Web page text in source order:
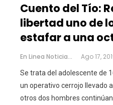
Cuento del Tío:
libertad uno de
estafar a una
En Linea Noticias Ago 17,
Se trata del adolescente de
un operativo cerrojo llevado
otros dos hombres